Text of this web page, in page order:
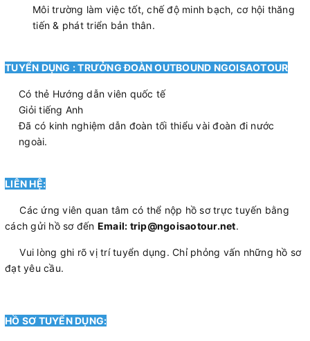
Môi trường làm việc tốt, chế độ minh bạch, cơ hội thăng
tiến & phát triển bản thân.
TUYỂN DỤNG : TRƯỞNG ĐOÀN OUTBOUND NGOISAOTOUR
Có thẻ Hướng dẫn viên quốc tế
Giỏi tiếng Anh
Đã có kinh nghiệm dẫn đoàn tối thiểu vài đoàn đi nước
ngoài.
LIÊN HỆ:
Các ứng viên quan tâm có thể nộp hồ sơ trực tuyến bằng
cách gửi hồ sơ đến Email: trip@ngoisaotour.net.
Vui lòng ghi rõ vị trí tuyển dụng. Chỉ phỏng vấn những hồ sơ
đạt yêu cầu.
HỒ SƠ TUYỂN DỤNG: